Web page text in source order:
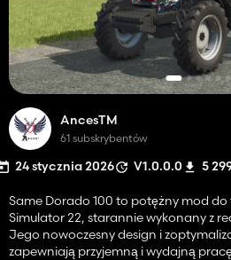
AncesTM
61 subskrybentów
24 stycznia 2026 V1.0.0.0 5
Same Dorado 100 to potężny mod
Simulator 22, starannie wykonany z
Jego nowoczesny design i
zapewniają przyjemną i wydajną